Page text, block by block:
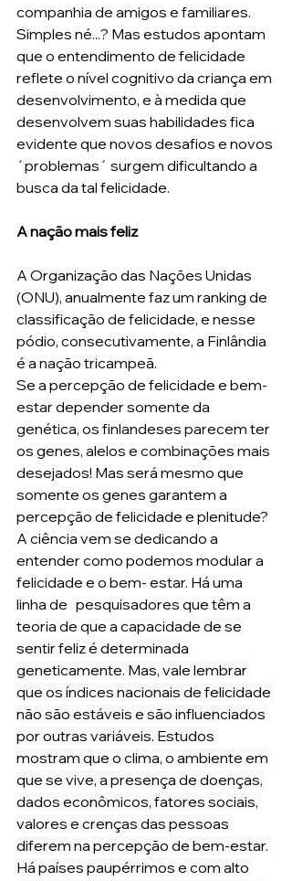
companhia de amigos e familiares.
Simples né...? Mas estudos apontam
que o entendimento de felicidade
reflete o nível cognitivo da criança em
desenvolvimento, e à medida que
desenvolvem suas habilidades fica
evidente que novos desafios e novos
´problemas´ surgem dificultando a
busca da tal felicidade.
A nação mais feliz
A Organização das Nações Unidas
(ONU), anualmente faz um ranking de
classificação de felicidade, e nesse
pódio, consecutivamente, a Finlândia
é a nação tricampeã.
Se a percepção de felicidade e bem-
estar depender somente da
genética, os finlandeses parecem ter
os genes, alelos e combinações mais
desejados! Mas será mesmo que
somente os genes garantem a
percepção de felicidade e plenitude?
A ciência vem se dedicando a
entender como podemos modular a
felicidade e o bem- estar. Há uma
linha de   pesquisadores que têm a
teoria de que a capacidade de se
sentir feliz é determinada
geneticamente. Mas, vale lembrar
que os índices nacionais de felicidade
não são estáveis e são influenciados
por outras variáveis. Estudos
mostram que o clima, o ambiente em
que se vive, a presença de doenças,
dados econômicos, fatores sociais,
valores e crenças das pessoas
diferem na percepção de bem-estar.
Há países paupérrimos e com alto